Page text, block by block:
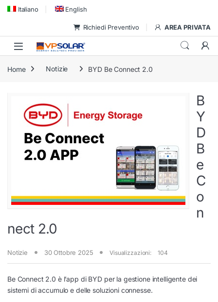
Skip to navigation
Skip to content
Italiano English
Richiedi Preventivo AREA PRIVATA
Home Notizie BYD Be Connect 2.0
B
Y
D
B
e
C
o
n
nect 2.0
Notizie 30 Ottobre 2025 Visualizzazioni: 104
Be Connect 2.0 è l’app di BYD per la gestione intelligente dei
sistemi di accumulo e delle soluzioni connesse.